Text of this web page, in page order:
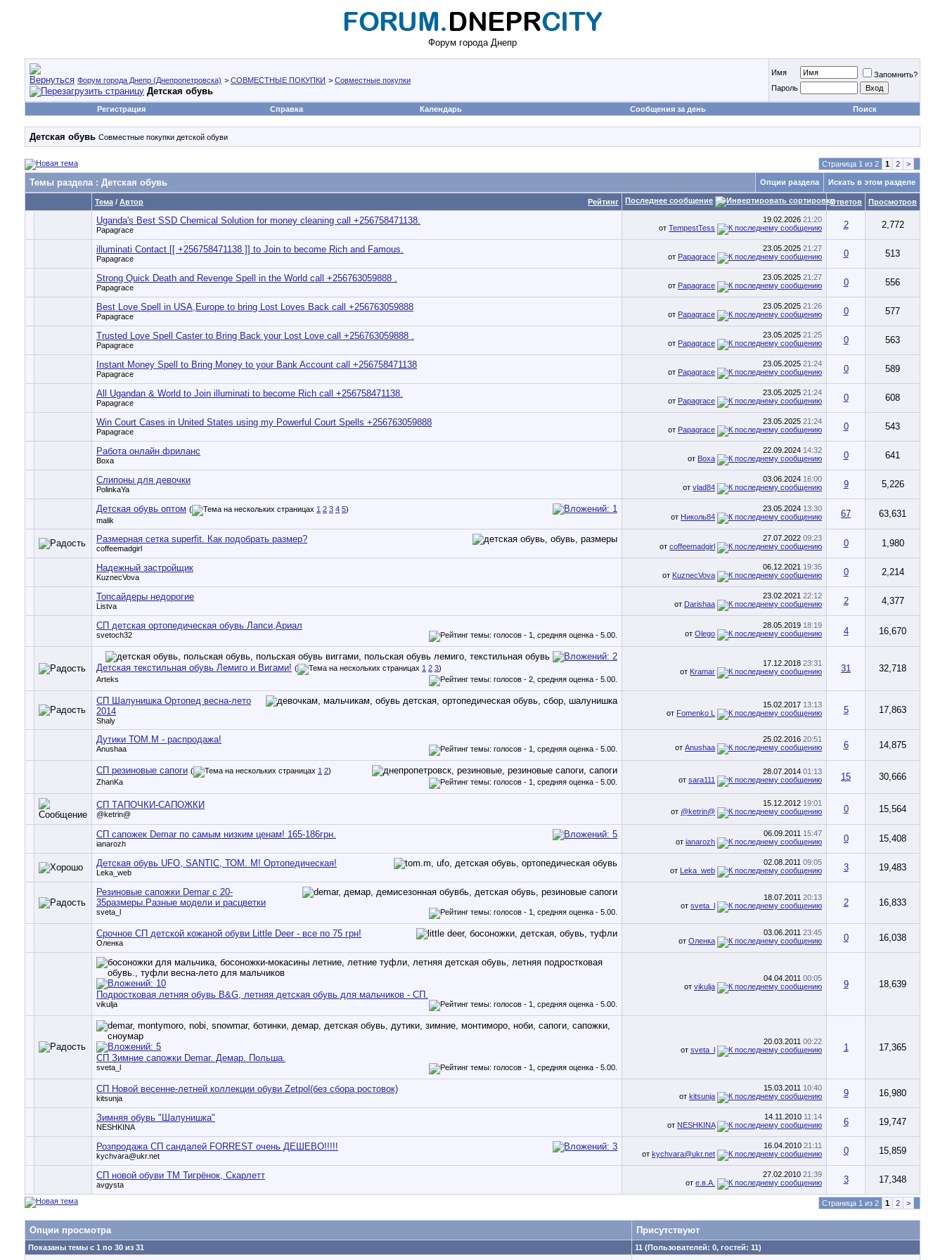
Форум города Днепр
Форум города Днепр (Днепропетровска) > СОВМЕСТНЫЕ ПОКУПКИ > Совместные покупки
Детская обувь
Имя
Запомнить?
Пароль
Регистрация Справка Календарь Сообщения за день Поиск
Детская обувь Совместные покупки детской обуви
Страница 1 из 2 1 2 >
Темы раздела: Детская обувь Опции раздела Искать в этом разделе
Рейтинг
Тема / Автор Последнее сообщение Ответов Просмотров
Uganda's Best SSD Chemical Solution for money cleaning call +256758471138.
Papagrace
19.02.2026 21:20
от TempestTess 2 2,772
illuminati Contact [[ +256758471138 ]] to Join to become Rich and Famous.
Papagrace
23.05.2025 21:27
от Papagrace 0 513
Strong Quick Death and Revenge Spell in the World call +256763059888 .
Papagrace
23.05.2025 21:27
от Papagrace 0 556
Best Love Spell in USA,Europe to bring Lost Loves Back call +256763059888
Papagrace
23.05.2025 21:26
от Papagrace 0 577
Trusted Love Spell Caster to Bring Back your Lost Love call +256763059888 .
Papagrace
23.05.2025 21:25
от Papagrace 0 563
Instant Money Spell to Bring Money to your Bank Account call +256758471138
Papagrace
23.05.2025 21:24
от Papagrace 0 589
All Ugandan & World to Join illuminati to become Rich call +256758471138.
Papagrace
23.05.2025 21:24
от Papagrace 0 608
Win Court Cases in United States using my Powerful Court Spells +256763059888
Papagrace
23.05.2025 21:24
от Papagrace 0 543
Работа онлайн фриланс
Воха
22.09.2024 14:32
от Воха 0 641
Слипоны для девочки
PolinkaYa
03.06.2024 16:00
от vlad84 9 5,226
Детская обувь оптом ( 1 2 3 4 5)
malik
23.05.2024 13:30
от Николь84 67 63,631
Размерная сетка superfit. Как подобрать размер?
coffeemadgirl
27.07.2022 09:23
от coffeemadgirl 0 1,980
Надежный застройщик
KuznecVova
06.12.2021 19:35
от KuznecVova 0 2,214
Топсайдеры недорогие
Listva
23.02.2021 22:12
от Darishaa 2 4,377
СП детская ортопедическая обувь Лапси,Ариал
svetoch32
28.05.2019 18:19
от Olego 4 16,670
Детская текстильная обувь Лемиго и Вигами! ( 1 2 3)
Arteks
17.12.2018 23:31
от Kramar 31 32,718
СП Шалунишка Ортопед весна-лето
2014
Shaly
15.02.2017 13:13
от Fomenko L 5 17,863
Дутики ТОМ.М - распродажа!
Anushaa
25.02.2016 20:51
от Anushaa 6 14,875
СП резиновые сапоги ( 1 2)
ZhanKa
28.07.2014 01:13
от sara111 15 30,666
СП ТАПОЧКИ-САПОЖКИ
@ketrin@
15.12.2012 19:01
от @ketrin@ 0 15,564
СП сапожек Demar по самым низким ценам! 165-186грн.
ianarozh
06.09.2011 15:47
от ianarozh 0 15,408
Детская обувь UFO, SANTIC, ТОМ. М! Ортопедическая!
Leka_web
02.08.2011 09:05
от Leka_web 3 19,483
Резиновые сапожки Demar с 20-
35размеры.Разные модели и расцветки
sveta_l
18.07.2011 20:13
от sveta_l 2 16,833
Срочное СП детской кожаной обуви Little Deer - все по 75 грн!
Оленка
03.06.2011 23:45
от Оленка 0 16,038
Подростковая летняя обувь B&G, летняя детская обувь для мальчиков - СП.
vikulja
04.04.2011 00:05
от vikulja 9 18,639
СП Зимние сапожки Demar. Демар. Польша.
sveta_l
20.03.2011 00:22
от sveta_l 1 17,365
СП Новой весенне-летней коллекции обуви Zetpol(без сбора ростовок)
kitsunja
15.03.2011 10:40
от kitsunja 9 16,980
Зимняя обувь "Шалунишка"
NESHKINA
14.11.2010 11:14
от NESHKINA 6 19,747
Розпродажа СП сандалей FORREST очень ДЕШЕВО!!!!!
kychvara@ukr.net
16.04.2010 21:11
от kychvara@ukr.net 0 15,859
СП новой обуви ТМ Тигрёнок, Скарлетт
avgysta
27.02.2010 21:39
от е.в.А. 3 17,348
Страница 1 из 2 1 2 >
Опции просмотра Присутствуют
Показаны темы с 1 по 30 из 31 11 (Пользователей: 0, гостей: 11)